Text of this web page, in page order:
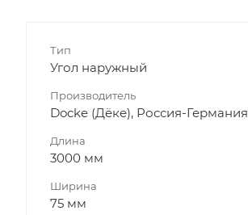
Тип
Угол наружный
Производитель
Docke (Дёке), Россия-Германия
Длина
3000 мм
Ширина
75 мм